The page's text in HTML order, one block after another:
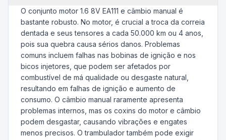
O conjunto motor 1.6 8V EA111 e câmbio manual é
bastante robusto. No motor, é crucial a troca da correia
dentada e seus tensores a cada 50.000 km ou 4 anos,
pois sua quebra causa sérios danos. Problemas
comuns incluem falhas nas bobinas de ignição e nos
bicos injetores, que podem ser afetados por
combustível de má qualidade ou desgaste natural,
resultando em falhas de ignição e aumento de
consumo. O câmbio manual raramente apresenta
problemas internos, mas os coxins do motor e câmbio
podem desgastar, causando vibrações e engates
menos precisos. O trambulador também pode exigir